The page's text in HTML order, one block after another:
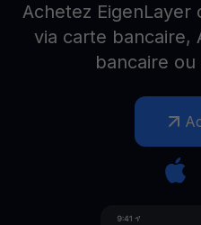
Achetez
via carte bancaire,
bancaire